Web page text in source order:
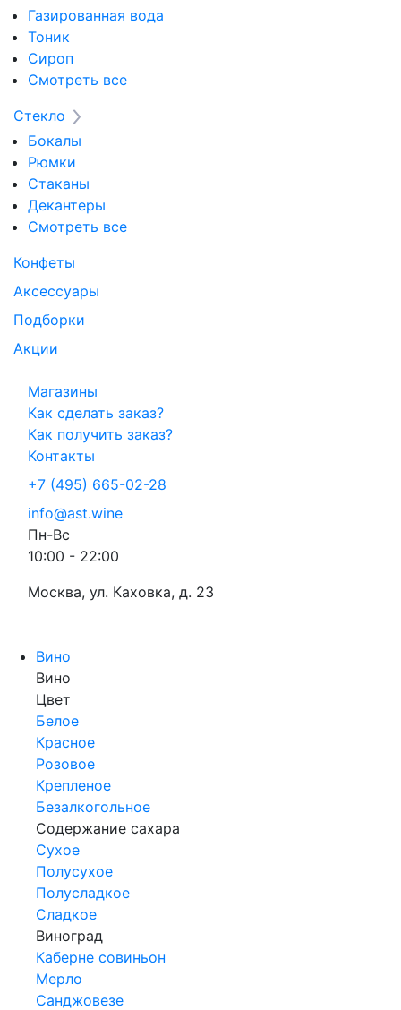
Газированная вода
Тоник
Сироп
Смотреть все
Стекло
Бокалы
Рюмки
Стаканы
Декантеры
Смотреть все
Конфеты
Аксессуары
Подборки
Акции
Магазины
Как сделать заказ?
Как получить заказ?
Контакты
+7 (495) 665-02-28
info@ast.wine
Пн-Вс
10:00 - 22:00
Москва, ул. Каховка, д. 23
Вино
Вино
Цвет
Белое
Красное
Розовое
Крепленое
Безалкогольное
Содержание сахара
Сухое
Полусухое
Полусладкое
Сладкое
Виноград
Каберне совиньон
Мерло
Санджовезе